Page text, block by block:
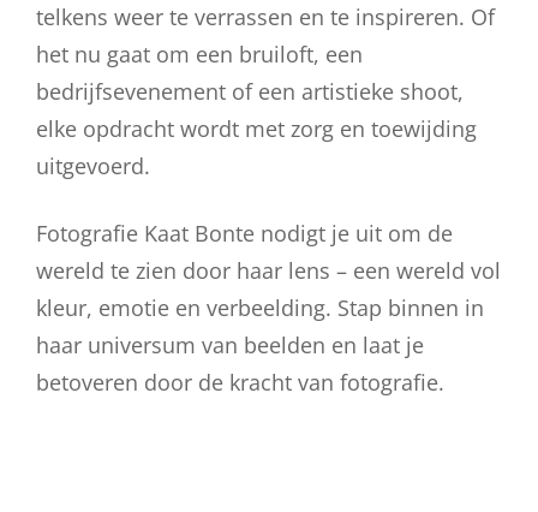
telkens weer te verrassen en te inspireren. Of
het nu gaat om een bruiloft, een
bedrijfsevenement of een artistieke shoot,
elke opdracht wordt met zorg en toewijding
uitgevoerd.
Fotografie Kaat Bonte nodigt je uit om de
wereld te zien door haar lens – een wereld vol
kleur, emotie en verbeelding. Stap binnen in
haar universum van beelden en laat je
betoveren door de kracht van fotografie.